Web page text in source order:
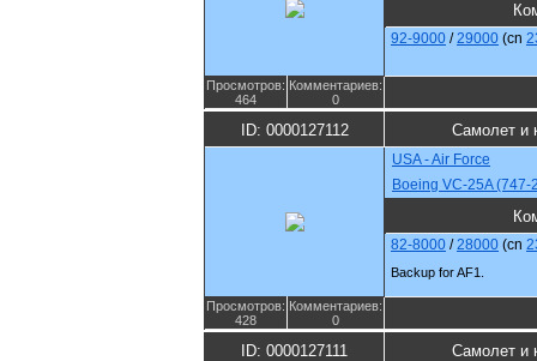
92-9000 /29000 (cn
Просмотров:
464
Комментариев:
0
ID: 0000127112 Самолет и
USA - Air Force
Boeing VC-25A (747-
82-8000 /28000 (cn
Backup for AF1.
Просмотров:
428
Комментариев:
0
ID: 0000127111 Самолет и